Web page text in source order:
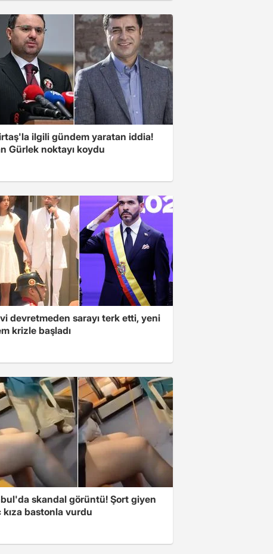
ilgili gündem yaratan iddia!
Gürlek noktayı koydu
devretmeden sarayı terk etti, yeni
krizle başladı
skandal görüntü! Şort giyen
kıza bastonla vurdu